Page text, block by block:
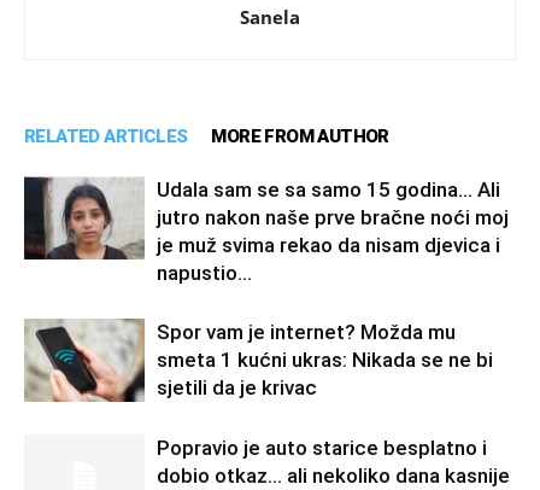
Sanela
RELATED ARTICLES MORE FROM AUTHOR
Udala sam se sa samo 15 godina… Ali
jutro nakon naše prve bračne noći moj
je muž svima rekao da nisam djevica i
napustio...
Spor vam je internet? Možda mu
smeta 1 kućni ukras: Nikada se ne bi
sjetili da je krivac
Popravio je auto starice besplatno i
dobio otkaz… ali nekoliko dana kasnije